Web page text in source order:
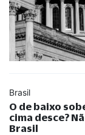
Brasil
O de baixo
cima desce?
Brasil